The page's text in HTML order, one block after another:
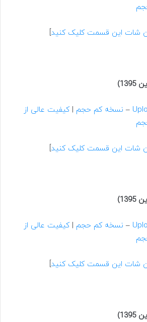
شات این قسمت کلیک کنید]
– نسخه کم حجم |کیفیت عالی از
شات این قسمت کلیک کنید]
– نسخه کم حجم |کیفیت عالی از
شات این قسمت کلیک کنید]